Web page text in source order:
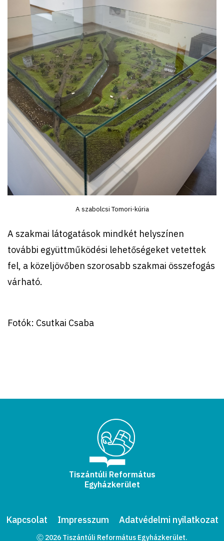
A szabolcsi Tomori-kúria
A szakmai látogatások mindkét helyszínen
további együttműködési lehetőségeket vetettek
fel, a közeljövőben szorosabb szakmai összefogás
várható.
Fotók: Csutkai Csaba
Tiszántúli Református
Egyházkerület
Kapcsolat Impresszum Adatvédelmi nyilatkozat
Ⓒ 2026 Tiszántúli Református Egyházkerület.